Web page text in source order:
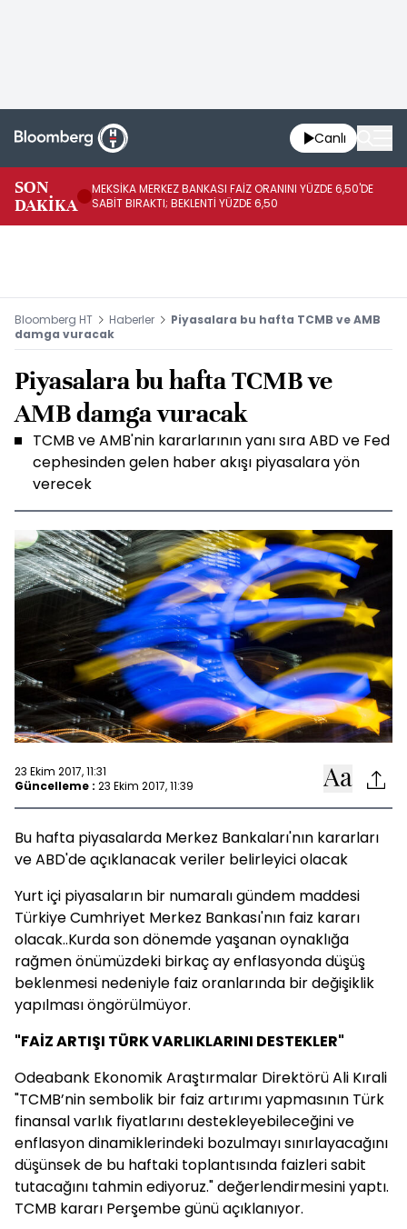
Canlı
SON
DAKİKA
MEKSİKA MERKEZ BANKASI FAİZ ORANINI YÜZDE 6,50'DE
SABİT BIRAKTI; BEKLENTİ YÜZDE 6,50
Bloomberg HT Haberler
Piyasalara bu hafta TCMB ve AMB
damga vuracak
Piyasalara bu hafta TCMB ve
AMB damga vuracak
TCMB ve AMB'nin kararlarının yanı sıra ABD ve Fed
cephesinden gelen haber akışı piyasalara yön
verecek
23 Ekim 2017, 11:31
Güncelleme : 23 Ekim 2017, 11:39
Bu hafta piyasalarda Merkez Bankaları'nın kararları
ve ABD'de açıklanacak veriler belirleyici olacak
Yurt içi piyasaların bir numaralı gündem maddesi
Türkiye Cumhriyet Merkez Bankası'nın faiz kararı
olacak..Kurda son dönemde yaşanan oynaklığa
rağmen önümüzdeki birkaç ay enflasyonda düşüş
beklenmesi nedeniyle faiz oranlarında bir değişiklik
yapılması öngörülmüyor.
"FAİZ ARTIŞI TÜRK VARLIKLARINI DESTEKLER"
Odeabank Ekonomik Araştırmalar DirektörüAli Kırali
"TCMB’nin sembolik bir faiz artırımı yapmasının Türk
finansal varlık fiyatlarını destekleyebileceğini ve
enflasyon dinamiklerindeki bozulmayı sınırlayacağını
düşünsek de bu haftaki toplantısında faizleri sabit
tutacağını tahmin ediyoruz." değerlendirmesini yaptı.
TCMB kararı Perşembe günü açıklanıyor.